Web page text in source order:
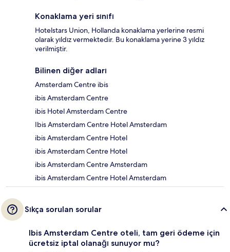
Konaklama yeri sınıfı
Hotelstars Union, Hollanda konaklama yerlerine resmi
olarak yıldız vermektedir. Bu konaklama yerine 3 yıldız
verilmiştir.
Bilinen diğer adları
Amsterdam Centre ibis
ibis Amsterdam Centre
ibis Hotel Amsterdam Centre
Ibis Amsterdam Centre Hotel Amsterdam
ibis Amsterdam Centre Hotel
ibis Amsterdam Centre Hotel
ibis Amsterdam Centre Amsterdam
ibis Amsterdam Centre Hotel Amsterdam
Sıkça sorulan sorular
Ibis Amsterdam Centre oteli, tam geri ödeme için
ücretsiz iptal olanağı sunuyor mu?